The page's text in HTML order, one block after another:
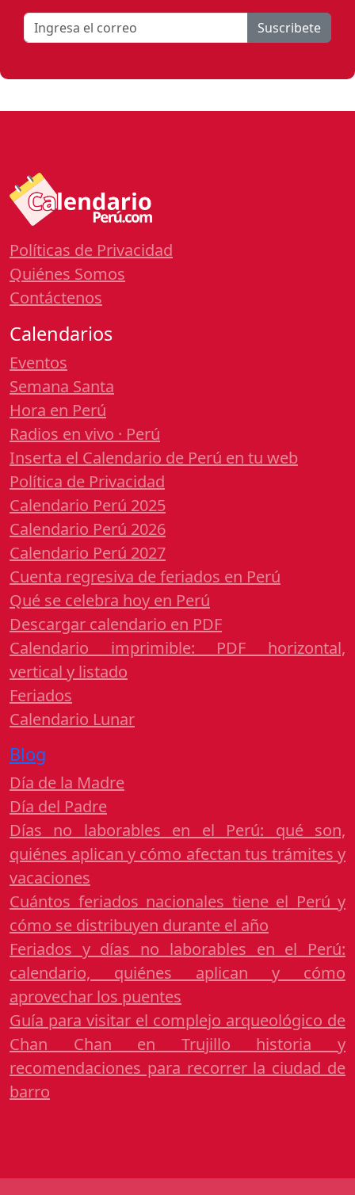
Suscribete
Políticas de Privacidad
Quiénes Somos
Contáctenos
Calendarios
Eventos
Semana Santa
Hora en Perú
Radios en vivo · Perú
Inserta el Calendario de Perú en tu web
Política de Privacidad
Calendario Perú 2025
Calendario Perú 2026
Calendario Perú 2027
Cuenta regresiva de feriados en Perú
Qué se celebra hoy en Perú
Descargar calendario en PDF
Calendario imprimible: PDF horizontal,
vertical y listado
Feriados
Calendario Lunar
Blog
Día de la Madre
Día del Padre
Días no laborables en el Perú: qué son,
quiénes aplican y cómo afectan tus trámites y
vacaciones
Cuántos feriados nacionales tiene el Perú y
cómo se distribuyen durante el año
Feriados y días no laborables en el Perú:
calendario, quiénes aplican y cómo
aprovechar los puentes
Guía para visitar el complejo arqueológico de
Chan Chan en Trujillo historia y
recomendaciones para recorrer la ciudad de
barro